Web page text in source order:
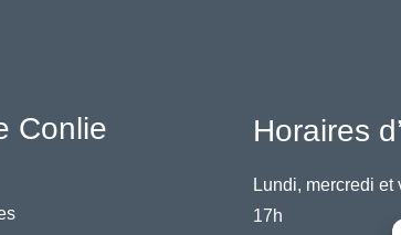
Conlie Horaires
Lundi, mercredi et
17h